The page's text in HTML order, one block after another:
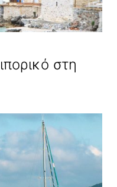
στη